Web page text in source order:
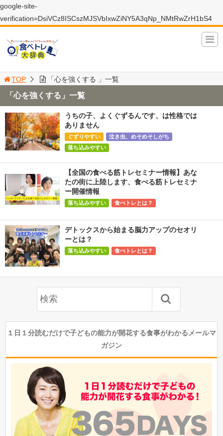
google-site-
verification=DsiVCz8ISCszMJSVbIxwZiNY5A3qNp_NMtRwZrH1bS4
TOP 「心を強くする 」一覧
「心を強くする」一覧
うちの子、よくぐずるんです、は性格では
ありません
ぐずりやすい
泣き虫、めそめそしがち
落ち込みやすい
【全国の食べる筋トレセミナー情報】あな
たの街に上陸します、食べる筋トレセミナ
ー開催情報
落ち込みやすい 食べトレとは？
デトックスから始まる脳力アップのセオリ
ーとは？
落ち込みやすい 食べトレとは？
１日１分読むだけで子どもの能力が開花する食事がわかるメールマ
ガジン